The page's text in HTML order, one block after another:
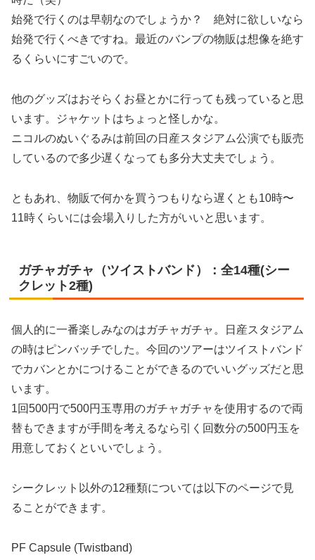
始発で行くのは早朝なのでしょうか？ 絶対に欲しいなら
始発で行くべきですね。最近のバンプの物販は想像を絶す
るくらいにすごいので。
他のグッズはおそらくお昼とかに行っても残っていると思
います。ジャケットはちょっと怪しかな。
ニコルのぬいぐるみは前回の日産スタジアム公演でも販売
しているので多少遅くなっても多分大丈夫でしょう。
ともあれ、物販で何かを買うつもりなら遅くとも10時〜
11時くらいには会場入りした方がいいと思います。
ガチャガチャ（ツイストバンド）：全14種(シー
クレット2種)
個人的に一番楽しみなのはガチャガチャ。日産スタジアム
の時はピンバッチでした。今回のツアーはツイストバンド
でカバンとかにつけることができるのでいいグッズだと思
います。
1回500円で500円玉専用のガチャガチャを使用するので両
替もできますが手間を考えるなら引く回数分の500円玉を
用意しておくといいでしょう。
シークレット以外の12種類については以下のページで見
ることができます。
PF Capsule (Twistband)